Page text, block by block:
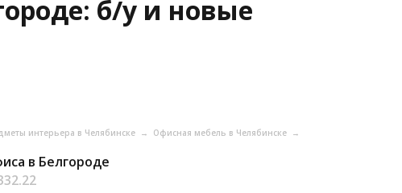
б/у и новые
интерьера в Челябинске → Офисная мебель в Челябинске →
в Белгороде